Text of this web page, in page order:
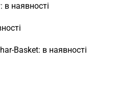
наявності
Basket: в наявності